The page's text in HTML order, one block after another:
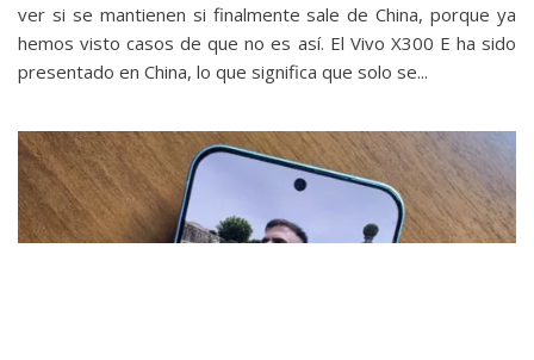
ver si se mantienen si finalmente sale de China, porque ya
hemos visto casos de que no es así. El Vivo X300 E ha sido
presentado en China, lo que significa que solo se...